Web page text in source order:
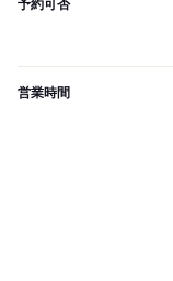
予約可否
営業時間